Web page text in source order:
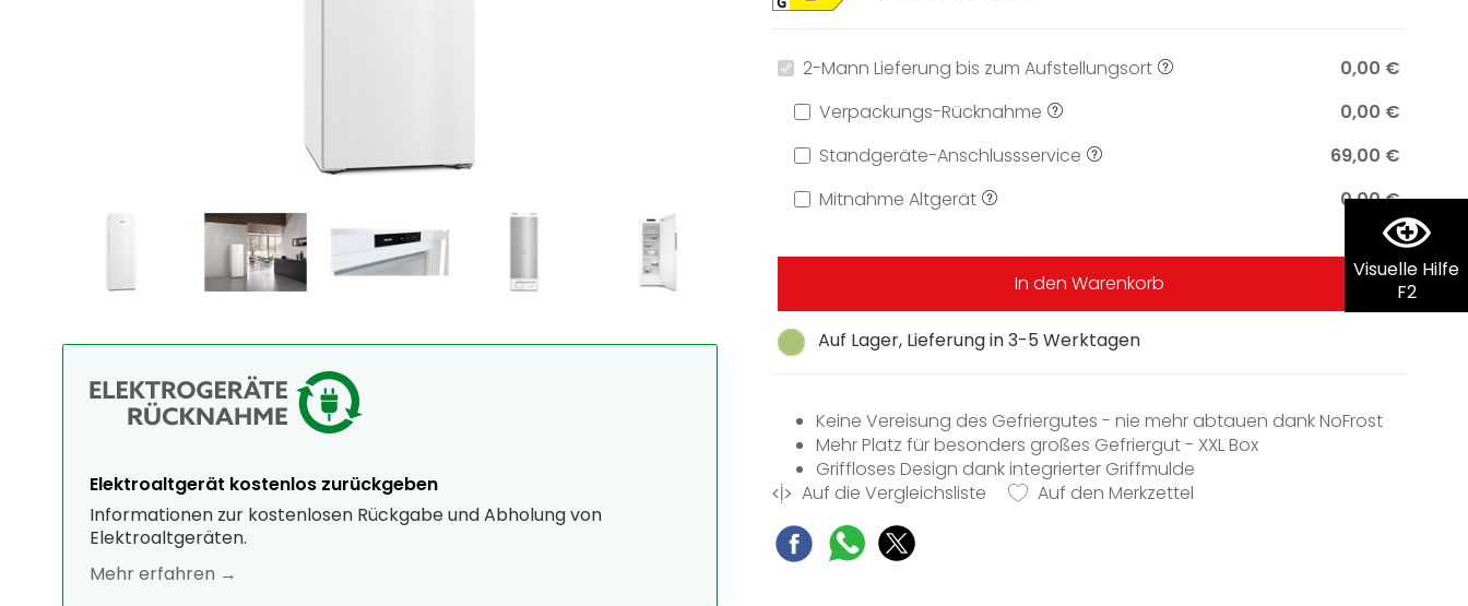
Visuelle Hilfe
F2
Elektroaltgerät kostenlos zurückgeben
Informationen zur kostenlosen Rückgabe und Abholung von
Elektroaltgeräten.
Mehr erfahren →
Auf Lager, Lieferung in 3-5 Werktagen
2-Mann Lieferung bis zum Aufstellungsort
0,00 €
Verpackungs-Rücknahme
0,00 €
Standgeräte-Anschlussservice
69,00 €
Mitnahme Altgerät
0,00 €
In den Warenkorb
Keine Vereisung des Gefriergutes - nie mehr abtauen dank NoFrost
Mehr Platz für besonders großes Gefriergut - XXL Box
Griffloses Design dank integrierter Griffmulde
Schnelles, schonendes Einfrieren von Lebensmitteln - SuperFrost
Auf die Vergleichsliste Auf den Merkzettel